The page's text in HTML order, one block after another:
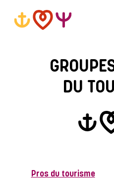
DU
Pros du tourisme